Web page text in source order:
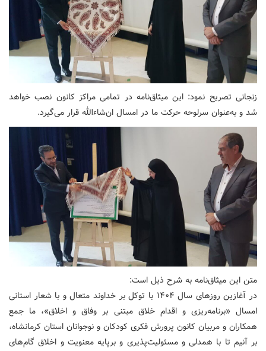
زنجانی تصریح نمود: این میثاق‌نامه در تمامی مراکز کانون نصب خواهد
شد و به‌عنوان سرلوحه حرکت ما در امسال ان‌شاءالله قرار می‌گیرد.
متن این میثاق‌نامه به شرح ذیل است:
در آغازین روزهای سال ۱۴۰۴ با توکل بر خداوند متعال و با شعار استانی
امسال «برنامه‌ریزی و اقدام خلاق مبتنی بر وفاق و اخلاق»، ما جمع
همکاران و مربیان کانون پرورش فکری کودکان و نوجوانان استان کرمانشاه،
بر آنیم تا با همدلی و مسئولیت‌پذیری و برپایه معنویت و اخلاق گام‌های